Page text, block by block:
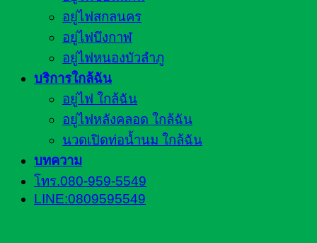
อยู่ไฟสกลนคร
อยู่ไฟบึงกาฬ
อยู่ไฟหนองบัวลำภู
บริการใกล้ฉัน
อยู่ไฟ ใกล้ฉัน
อยู่ไฟหลังคลอด ใกล้ฉัน
นวดเปิดท่อน้ำนม ใกล้ฉัน
บทความ
โทร.080-959-5549
LINE:0809595549